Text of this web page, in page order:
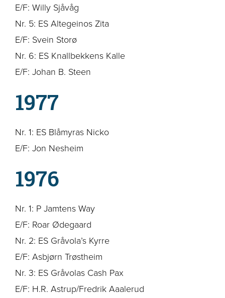
E/F: Willy Sjåvåg
Nr. 5: ES Altegeinos Zita
E/F: Svein Storø
Nr. 6: ES Knallbekkens Kalle
E/F: Johan B. Steen
1977
Nr. 1: ES Blåmyras Nicko
E/F: Jon Nesheim
1976
Nr. 1: P Jamtens Way
E/F: Roar Ødegaard
Nr. 2: ES Gråvola’s Kyrre
E/F: Asbjørn Trøstheim
Nr. 3: ES Gråvolas Cash Pax
E/F: H.R. Astrup/Fredrik Aaalerud